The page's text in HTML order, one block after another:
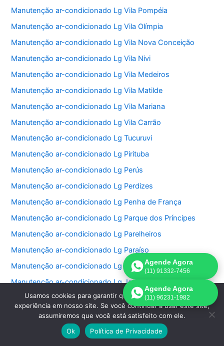
Manutenção ar-condicionado Lg Vila Pompéia
Manutenção ar-condicionado Lg Vila Olímpia
Manutenção ar-condicionado Lg Vila Nova Conceição
Manutenção ar-condicionado Lg Vila Nivi
Manutenção ar-condicionado Lg Vila Medeiros
Manutenção ar-condicionado Lg Vila Matilde
Manutenção ar-condicionado Lg Vila Mariana
Manutenção ar-condicionado Lg Vila Carrão
Manutenção ar-condicionado Lg Tucuruvi
Manutenção ar-condicionado Lg Pirituba
Manutenção ar-condicionado Lg Perús
Manutenção ar-condicionado Lg Perdizes
Manutenção ar-condicionado Lg Penha de França
Manutenção ar-condicionado Lg Parque dos Príncipes
Manutenção ar-condicionado Lg Parelheiros
Manutenção ar-condicionado Lg Paraíso
Manutenção ar-condicionado Lg Jardim São Bento
Manutenção ar-condicionado Lg Jardim Paulistano
Manutenção ar-condicionado Lg Jardim Paulista
Manutenção ar-condicionado Lg Jardim Morumbi
Manutenção ar-condicionado Lg Jardim Fonte do Morumbi
Agende Agora
(11) 91332-7456
Agende Agora
(11) 96231-1982
Usamos cookies para garantir que oferecemos a melhor
experiência em nosso site. Se você continuar a usar este site,
assumiremos que você está satisfeito com ele.
Ok
Política de Privacidade